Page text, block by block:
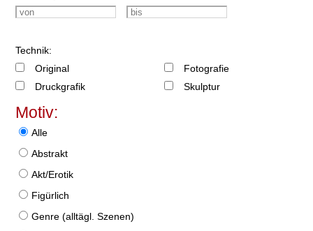
Technik:
Original
Druckgrafik
Fotografie
Skulptur
Motiv:
Alle
Abstrakt
Akt/Erotik
Figürlich
Genre (alltägl. Szenen)